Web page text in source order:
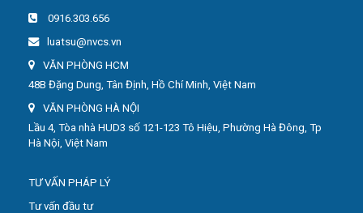
0916.303.656
luatsu@nvcs.vn
VĂN PHÒNG HCM
48B Đặng Dung, Tân Định, Hồ Chí Minh, Việt Nam
VĂN PHÒNG HÀ NỘI
Lầu 4, Tòa nhà HUD3 số 121-123 Tô Hiệu, Phường Hà Đông, Tp
Hà Nội, Việt Nam
TƯ VẤN PHÁP LÝ
Tư vấn đầu tư